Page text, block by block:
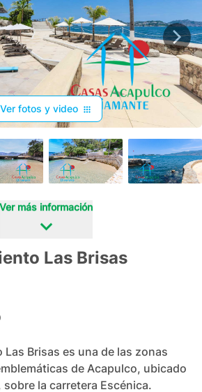
Ver fotos y video
Ver más información
Las Brisas
Las Brisas es una de las zonas
de Acapulco, ubicado
sobre la carretera Escénica.